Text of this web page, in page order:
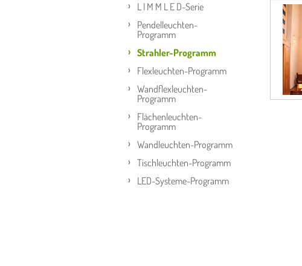
L I M M L E D-Serie
Pendelleuchten-
Programm
Strahler-Programm
Flexleuchten-Programm
Wandflexleuchten-
Programm
Flächenleuchten-
Programm
Wandleuchten-Programm
Tischleuchten-Programm
LED-Systeme-Programm